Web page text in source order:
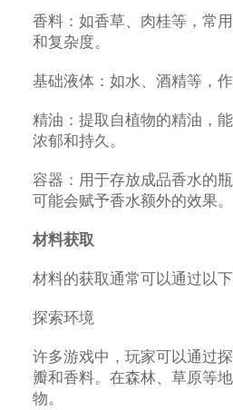
香料：如香草、肉桂等，常
和复杂度。
基础液体：如水、酒精等，作
精油：提取自植物的精油，
浓郁和持久。
容器：用于存放成品香水的
可能会赋予香水额外的效果。
材料获取
材料的获取通常可以通过以
探索环境
许多游戏中，玩家可以通过
瓣和香料。在森林、草原等
物。